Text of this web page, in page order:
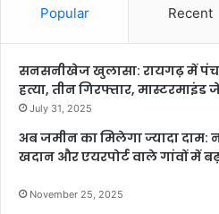
Popular Recent
सनसनीखेज खुलासा: रायगढ़ में
हत्या, तीन गिरफ्तार,
July 31, 2025
अब जमीन का मिलेगा ज्यादा दाम:
खदान और एयरपोर्ट वाले गांवों में
November 25, 2025